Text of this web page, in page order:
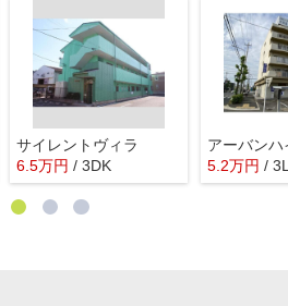
サイレントヴィラ
6.5万円 / 3DK
アーバンハ
5.2万円 /